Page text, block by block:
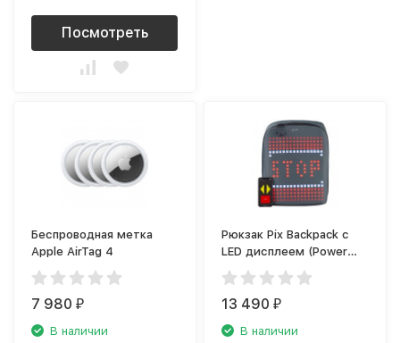
Посмотреть
Беспроводная метка
Apple AirTag 4
7 980₽
В наличии
Рюкзак Pix Backpack с
LED дисплеем (Power
Bank в комплекте),
серый
13 490₽
В наличии